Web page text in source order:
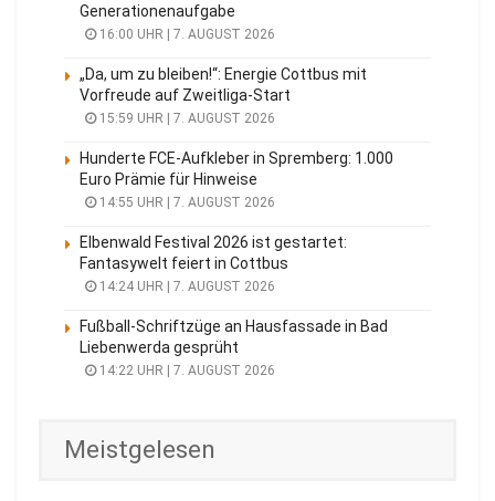
Generationenaufgabe
16:00 UHR | 7. AUGUST 2026
„Da, um zu bleiben!“: Energie Cottbus mit
Vorfreude auf Zweitliga-Start
15:59 UHR | 7. AUGUST 2026
Hunderte FCE-Aufkleber in Spremberg: 1.000
Euro Prämie für Hinweise
14:55 UHR | 7. AUGUST 2026
Elbenwald Festival 2026 ist gestartet:
Fantasywelt feiert in Cottbus
14:24 UHR | 7. AUGUST 2026
Fußball-Schriftzüge an Hausfassade in Bad
Liebenwerda gesprüht
14:22 UHR | 7. AUGUST 2026
Meistgelesen